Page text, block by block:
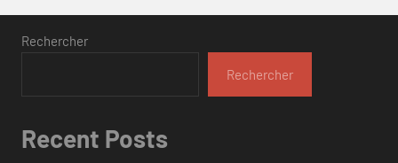
Rechercher
Rechercher
Recent Posts